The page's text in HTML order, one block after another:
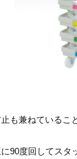
も兼ねているこ
90度回してスタ